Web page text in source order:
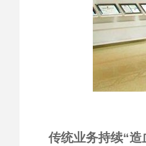
传统业务持续“造